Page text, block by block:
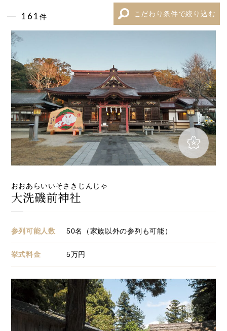
クリップリスト
161 件 こだわり条件で絞り込む
おおあらいいそさきじんじゃ
大洗磯前神社
参列可能人数 50名（家族以外の参列も可能）
挙式料金 5万円